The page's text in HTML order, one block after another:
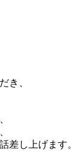
き、
差し上げます。